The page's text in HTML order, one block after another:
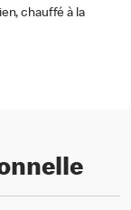
chauffé à la